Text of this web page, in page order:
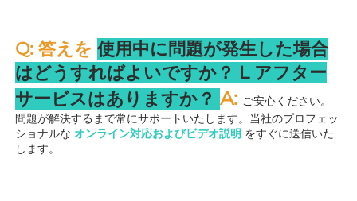
Q: 答えを 使用中に問題が発生した場合
はどうすればよいですか？ L アフター
サービスはありますか？ A: ご安心ください。
問題が解決するまで常にサポートいたします。当社のプロフェッ
ショナルな オンライン対応およびビデオ説明 をすぐに送信いた
します。